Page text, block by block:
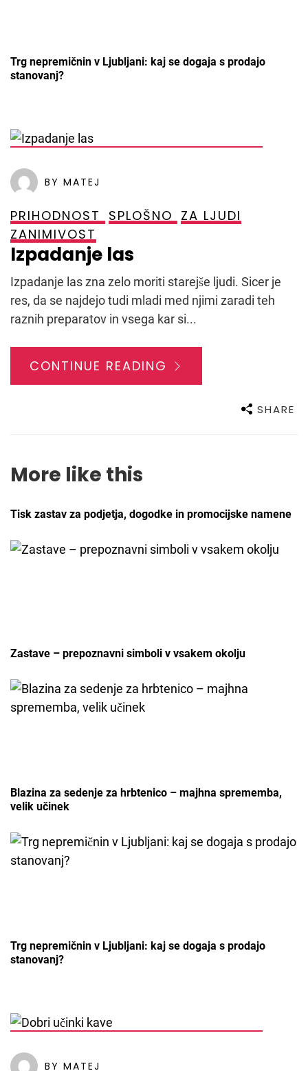
Trg nepremičnin v Ljubljani: kaj se dogaja s prodajo
stanovanj?
BY MATEJ
PRIHODNOST SPLOŠNO ZA LJUDI
ZANIMIVOST
Izpadanje las
Izpadanje las zna zelo moriti starejše ljudi. Sicer je
res, da se najdejo tudi mladi med njimi zaradi teh
raznih preparatov in vsega kar si...
CONTINUE READING
SHARE
More like this
Tisk zastav za podjetja, dogodke in promocijske namene
Zastave – prepoznavni simboli v vsakem okolju
Blazina za sedenje za hrbtenico – majhna sprememba,
velik učinek
Trg nepremičnin v Ljubljani: kaj se dogaja s prodajo
stanovanj?
BY MATEJ